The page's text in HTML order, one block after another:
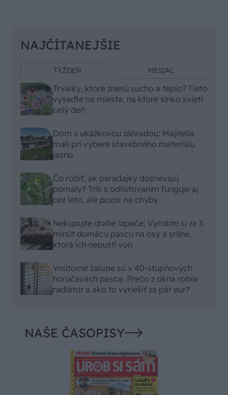
NAJČÍTANEJŠIE
TÝŽDEŇ MESIAC
Trvalky, ktoré znesú sucho a teplo? Tieto
vysaďte na miesta, na ktoré slnko svieti
celý deň
Dom s ukážkovou záhradou: Majitelia
mali pri výbere stavebného materiálu
jasno
Čo robiť, ak paradajky dozrievajú
pomaly? Trik s odlisťovaním funguje aj
cez leto, ale pozor na chyby
Nekupujte drahé lapače: Vyrobte si za 5
minút domácu pascu na osy a sršne,
ktorá ich nepustí von
Vnútorné žalúzie sú v 40-stupňových
horúčavách pasca: Prečo z okna robia
radiátor a ako to vyriešiť za pár eur?
NAŠE ČASOPISY